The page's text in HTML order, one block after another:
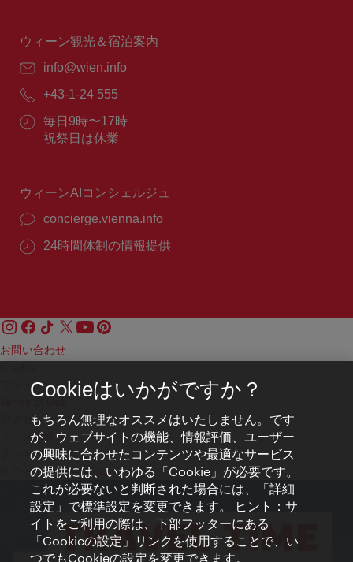
間：
ウィーン観光＆宿泊案内
E
ー
ル：
info@wien.info
電
番
号：
+43-1-24 555
営
業
毎日9時〜17時
祝祭日は休業
ウィーンAIコンシェルジュ
concierge.vienna.info
24時間体制の情報提供
お問い合わせ
プライバシーポリシー
アクセシビリティ
プレス連絡先
クッキーの設定
© Copyright WienTourismus
Cookieはいかがですか？
もちろん無理なオススメはいたしません。です
が、ウェブサイトの機能、情報評価、ユーザー
の興味に合わせたコンテンツや最適なサービス
の提供には、いわゆる「Cookie」が必要です。
これが必要ないと判断された場合には、「詳細
設定」で標準設定を変更できます。 ヒント：サ
イトをご利用の際は、下部フッターにある
「Cookieの設定」リンクを使用することで、い
つでもCookieの設定を変更できます。